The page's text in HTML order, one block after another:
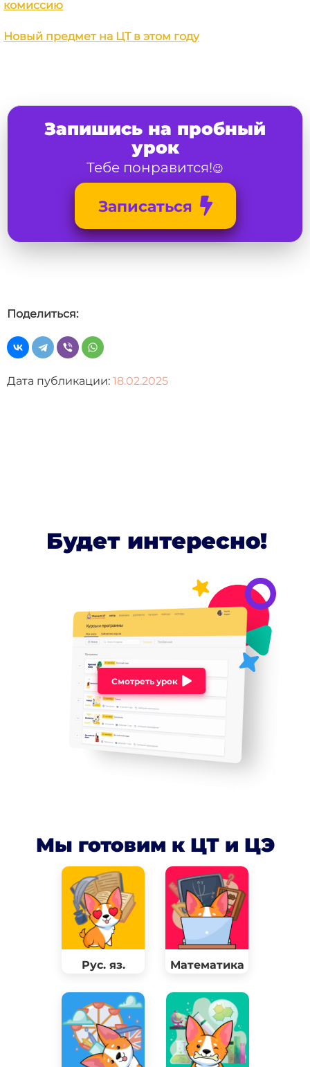
комиссию
Новый предмет на ЦТ в этом году
Запишись на пробный
урок
Тебе понравится!😉
Записаться
Поделиться:
Дата публикации: 18.02.2025
Будет интересно!
Смотреть урок
Рус. яз. Математика
Мы готовим к ЦТ и ЦЭ